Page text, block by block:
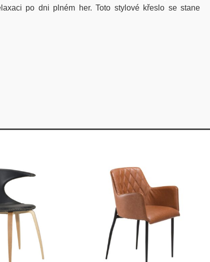
po dni plném her. Toto stylové křeslo se stane